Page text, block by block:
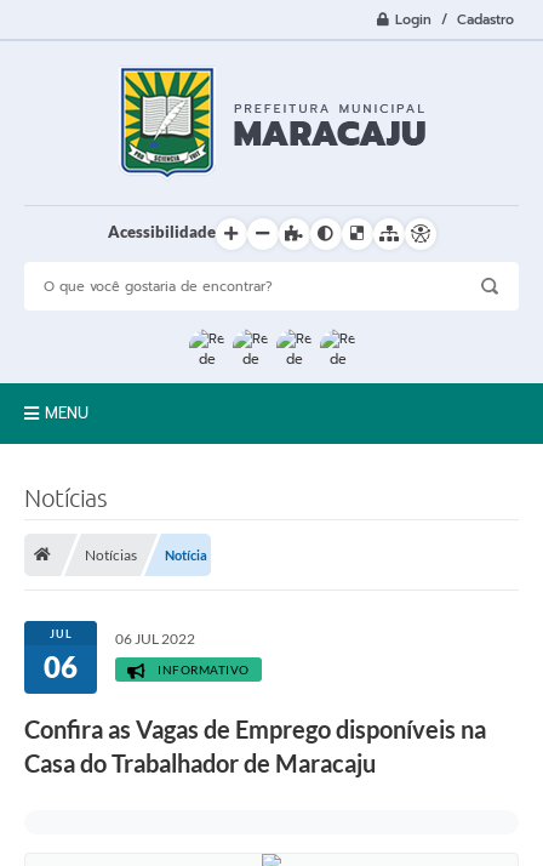
Login / Cadastro
Acessibilidade
MENU
LGPD
Licitações
Transparência
Notícias
Notícias Notícia
JUL
06
06 JUL 2022
INFORMATIVO
Confira as Vagas de Emprego disponíveis na
Casa do Trabalhador de Maracaju